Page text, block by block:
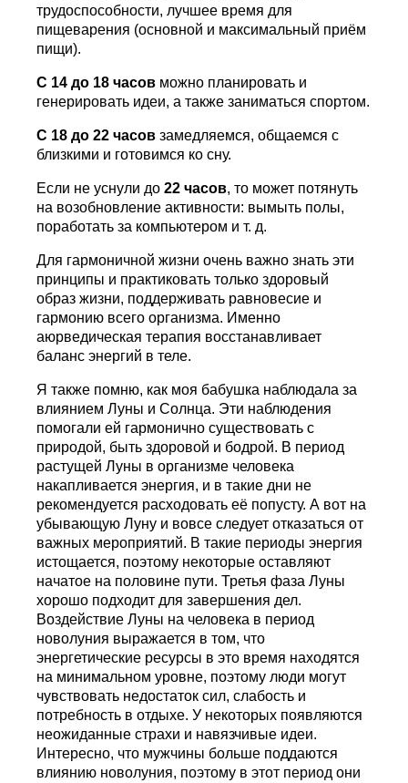
трудоспособности, лучшее время для
пищеварения (основной и максимальный приём
пищи).
С 14 до 18 часов можно планировать и
генерировать идеи, а также заниматься спортом.
С 18 до 22 часов замедляемся, общаемся с
близкими и готовимся ко сну.
Если не уснули до22 часов, то может потянуть
на возобновление активности: вымыть полы,
поработать за компьютером и т. д.
Для гармоничной жизни очень важно знать эти
принципы и практиковать только здоровый
образ жизни, поддерживать равновесие и
гармонию всего организма. Именно
аюрведическая терапия восстанавливает
баланс энергий в теле.
Я также помню, как моя бабушка наблюдала за
влиянием Луны и Солнца. Эти наблюдения
помогали ей гармонично существовать с
природой, быть здоровой и бодрой. В период
растущей Луны в организме человека
накапливается энергия, и в такие дни не
рекомендуется расходовать её попусту. А вот на
убывающую Луну и вовсе следует отказаться от
важных мероприятий. В такие периоды энергия
истощается, поэтому некоторые оставляют
начатое на половине пути. Третья фаза Луны
хорошо подходит для завершения дел.
Воздействие Луны на человека в период
новолуния выражается в том, что
энергетические ресурсы в это время находятся
на минимальном уровне, поэтому люди могут
чувствовать недостаток сил, слабость и
потребность в отдыхе. У некоторых появляются
неожиданные страхи и навязчивые идеи.
Интересно, что мужчины больше поддаются
влиянию новолуния, поэтому в этот период они